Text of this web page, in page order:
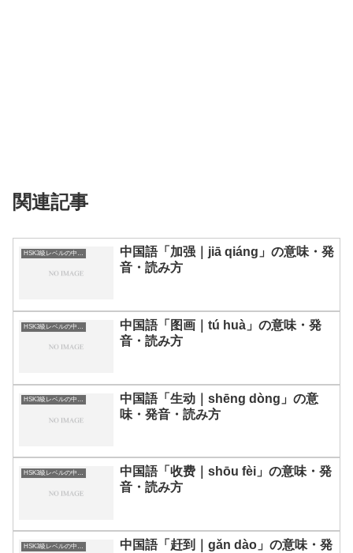
関連記事
中国語「加强｜jiā qiáng」の意味・発
音・読み方
中国語「图画｜tú huà」の意味・発
音・読み方
HSK3級レベルの中国語
中国語「生动｜shēng dòng」の意
味・発音・読み方
HSK3級レベルの中国語
中国語「收费｜shōu fèi」の意味・発
音・読み方
HSK3級レベルの中国語
中国語「赶到｜gǎn dào」の意味・発